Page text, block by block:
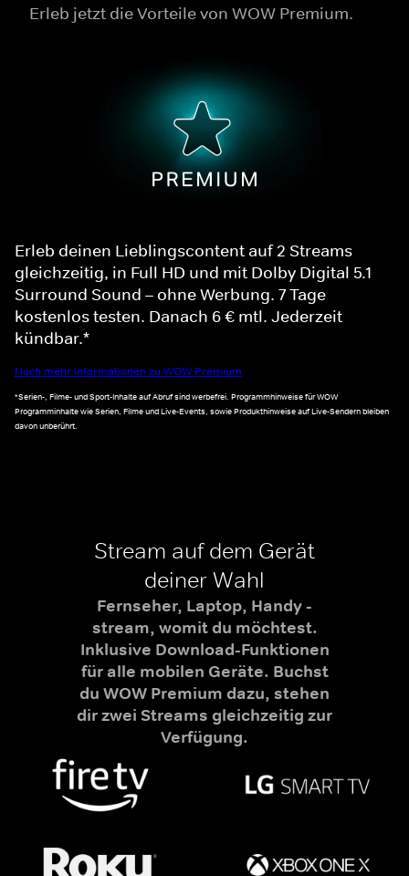
Erleb jetzt die Vorteile von WOW Premium.
Erleb deinen Lieblingscontent auf 2 Streams
gleichzeitig, in Full HD und mit Dolby Digital 5.1
Surround Sound – ohne Werbung. 7 Tage
kostenlos testen. Danach 6 € mtl. Jederzeit
kündbar.*
Noch mehr Informationen zu WOW Premium
*Serien-, Filme- und Sport-Inhalte auf Abruf sind werbefrei. Programmhinweise für WOW
Programminhalte wie Serien, Filme und Live-Events, sowie Produkthinweise auf Live-Sendern bleiben
davon unberührt.
Stream auf dem Gerät
deiner Wahl
Fernseher, Laptop, Handy -
stream, womit du möchtest.
Inklusive Download-Funktionen
für alle mobilen Geräte. Buchst
du WOW Premium dazu, stehen
dir zwei Streams gleichzeitig zur
Verfügung.